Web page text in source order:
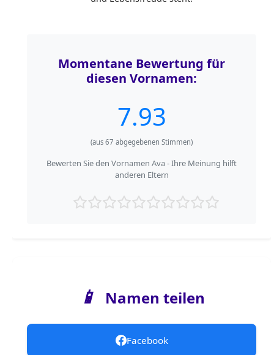
Momentane Bewertung für
diesen Vornamen:
7.93
(aus 67 abgegebenen Stimmen)
Bewerten Sie den Vornamen Ava - Ihre Meinung hilft
anderen Eltern
📱 Namen teilen
Facebook